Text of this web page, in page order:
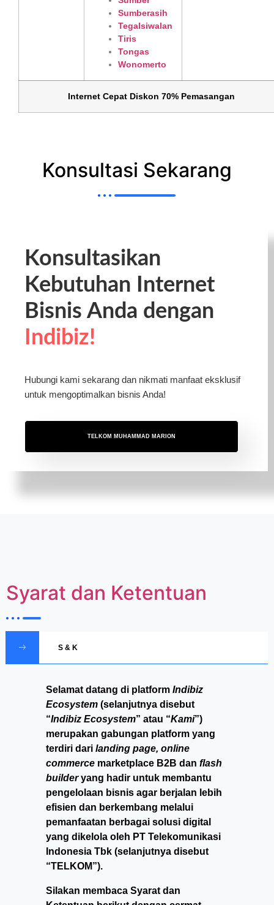
Sumberasih
Tegalsiwalan
Tiris
Tongas
Wonomerto
Internet Cepat Diskon 70% Pemasangan
Konsultasi Sekarang
Konsultasikan
Kebutuhan Internet
Bisnis Anda dengan
Indibiz!
Hubungi kami sekarang dan nikmati manfaat eksklusif
untuk mengoptimalkan bisnis Anda!
TELKOM MUHAMMAD MARION
Syarat dan Ketentuan
S & K
Selamat datang di platform Indibiz
Ecosystem (selanjutnya disebut
“Indibiz Ecosystem” atau “Kami”)
merupakan gabungan platform yang
terdiri dari landing page, online
commerce marketplace B2B dan flash
builderyang hadir untuk membantu
pengelolaan bisnis agar berjalan lebih
efisien dan berkembang melalui
pemanfaatan berbagai solusi digital
yang dikelola oleh PT Telekomunikasi
Indonesia Tbk (selanjutnya disebut
“TELKOM”).
Silakan membaca Syarat dan